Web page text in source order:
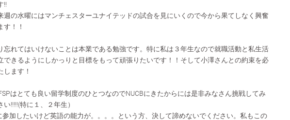
!!
週の水曜にはマンチェスターユナイテッドの試合を見にいくので今から果てしなく興奮
す！！
忘れてはいけないことは本業である勉強です。特に私は３年生なので就職活動と私生活
できるようにしかっりと目標をもって頑張りたいです！！そして小澤さんとの約束を必
します！
はとても良い留学制度のひとつなのでNUCBにきたからには是非みなさん挑戦してみ
い!!!!!(特に１、２年生）
参加したいけど英語の能力が。。。。という方、決して諦めないでください。私もこの